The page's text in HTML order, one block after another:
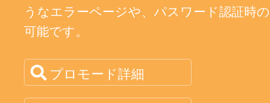
うなエラーページや、パスワード認証時
可能です。
プロモード詳細